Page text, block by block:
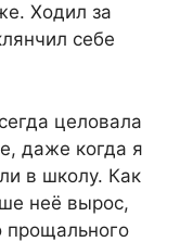
Ходил за
себе
целовала
даже когда я
в школу. Как
неё вырос,
прощального